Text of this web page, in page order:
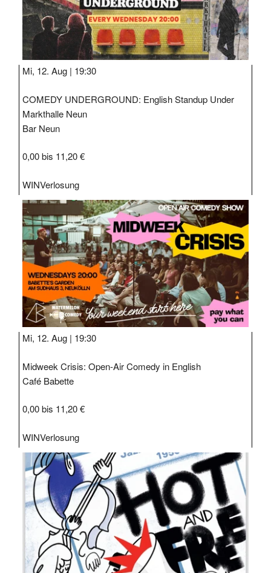
Mi, 12. Aug | 19:30
COMEDY UNDERGROUND: English Standup Under
Markthalle Neun
Bar Neun
0,00 bis 11,20 €
WINVerlosung
Mi, 12. Aug | 19:30
Midweek Crisis: Open-Air Comedy in English
Café Babette
0,00 bis 11,20 €
WINVerlosung